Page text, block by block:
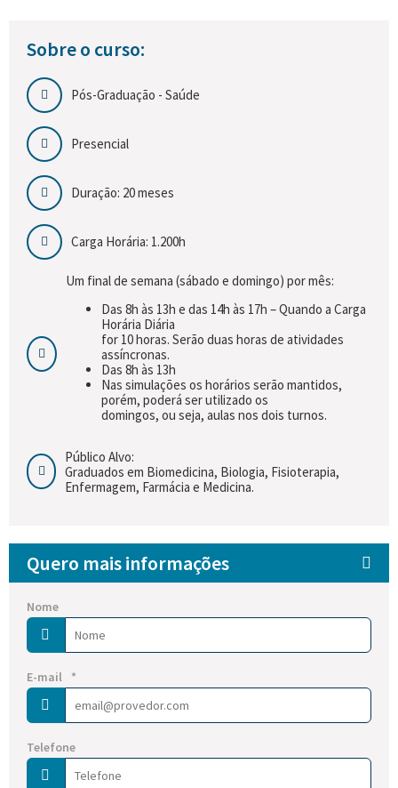
Sobre o curso:
Pós-Graduação - Saúde
Presencial
Duração: 20 meses
Carga Horária: 1.200h
Um final de semana (sábado e domingo) por mês:
Das 8h às 13h e das 14h às 17h – Quando a Carga
Horária Diária
for 10 horas. Serão duas horas de atividades
assíncronas.
Das 8h às 13h
Nas simulações os horários serão mantidos,
porém, poderá ser utilizado os
domingos, ou seja, aulas nos dois turnos.
Público Alvo:
Graduados em Biomedicina, Biologia, Fisioterapia,
Enfermagem, Farmácia e Medicina.
Quero mais informações
Nome
E-mail *
Telefone